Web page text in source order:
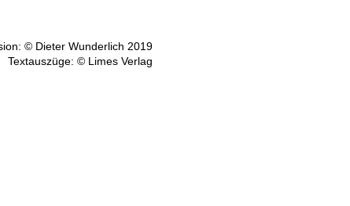
© Dieter Wunderlich 2019
Textauszüge: © Limes Verlag